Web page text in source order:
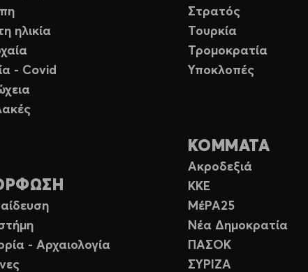
ηλικία
- Covid
- Αρχαιολογία
Στρατός
Τουρκία
Τρομοκρατία
Υποκλοπές
ΚΟΜΜΑΤΑ
Ακροδεξιά
ΚΚΕ
ΜέΡΑ25
Νέα Δημοκρατία
ΠΑΣΟΚ
ΣΥΡΙΖΑ